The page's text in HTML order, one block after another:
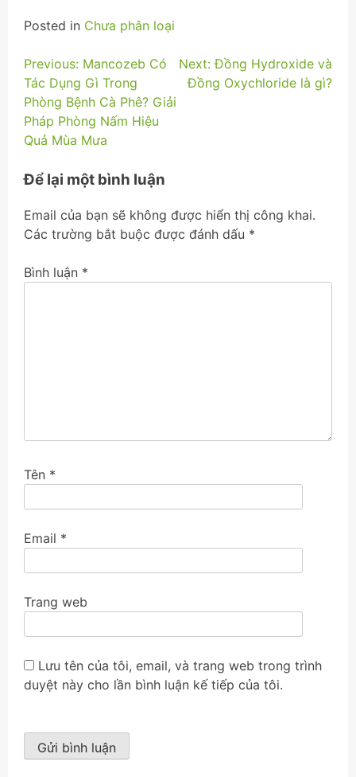
Posted in Chưa phân loại
Điều
hướng
bài
viết
Previous: Mancozeb Có
Tác Dụng Gì Trong
Phòng Bệnh Cà Phê? Giải
Pháp Phòng Nấm Hiệu
Quả Mùa Mưa
Next: Đồng Hydroxide và
Đồng Oxychloride là gì?
Để lại một bình luận
Email của bạn sẽ không được hiển thị công khai.
Các trường bắt buộc được đánh dấu *
Bình luận *
Tên *
Email *
Trang web
Lưu tên của tôi, email, và trang web trong trình
duyệt này cho lần bình luận kế tiếp của tôi.